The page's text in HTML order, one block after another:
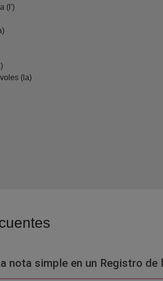
(l')
(la)
nota simple en un Registro de